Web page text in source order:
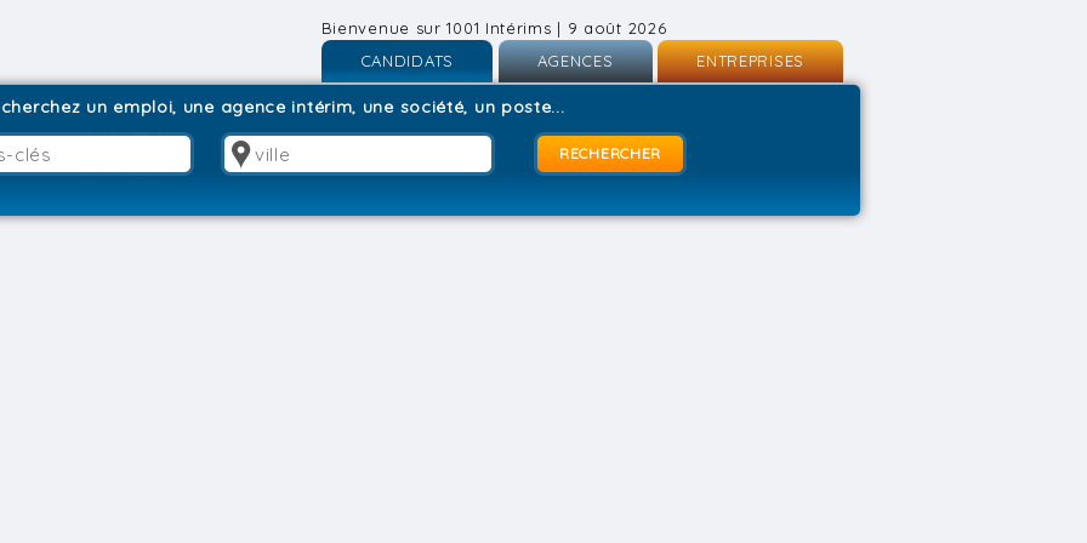
Bienvenue sur 1001 Intérims | 9 août 2026
CANDIDATS
Inscription
AGENCES
Inscription
Connexion
ENTREPRISES
un emploi, une agence intérim, une société, un poste...